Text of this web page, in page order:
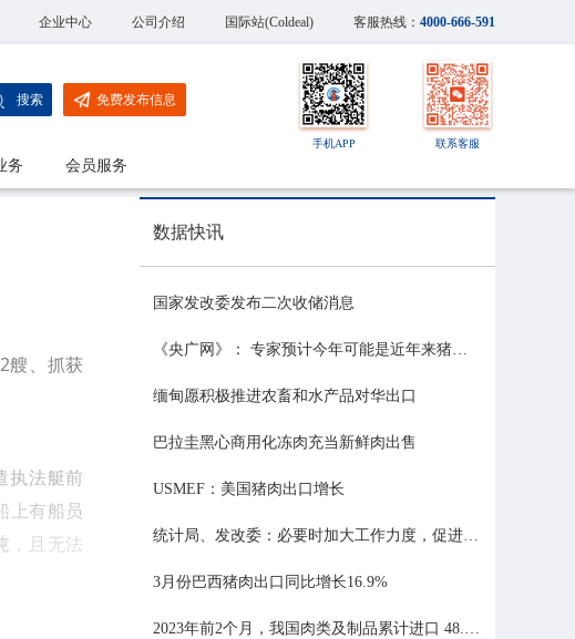
企业中心 公司介绍 国际站(Coldeal) 客服热线： 4000-666-591
搜索 免费发布信息
手机APP 联系客服
务 会员服务
艘、抓获
执法艇前
上有船员
，且无法
数据快讯
国家发改委发布二次收储消息
《央广网》： 专家预计今年可能是近年来猪价最稳的一年
缅甸愿积极推进农畜和水产品对华出口
巴拉圭黑心商用化冻肉充当新鲜肉出售
USMEF：美国猪肉出口增长
统计局、发改委：必要时加大工作力度，促进生猪市场平稳运行
3月份巴西猪肉出口同比增长16.9%
2023年前2个月，我国肉类及制品累计进口 48.06 亿美元，同比增长 21.81%